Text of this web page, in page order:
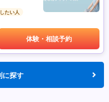
たい人
体験・相談予約
に探す